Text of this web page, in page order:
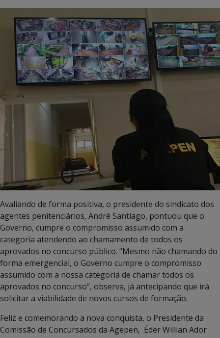
Avaliando de forma positiva, o presidente do sindicato dos
agentes penitenciários, André Santiago, pontuou que o
Governo, cumpre o compromisso assumido com a
categoria atendendo ao chamamento de todos os
aprovados no concurso público. “Mesmo não chamando do
forma emergencial, o Governo cumpre o compromisso
assumido com a nossa categoria de chamar todos os
aprovados no concurso”, observa, já antecipando que irá
solicitar a viabilidade de novos cursos de formação.
Feliz e comemorando a nova conquista, o Presidente da
Comissão de Concursados da Agepen, Éder Willian Ador